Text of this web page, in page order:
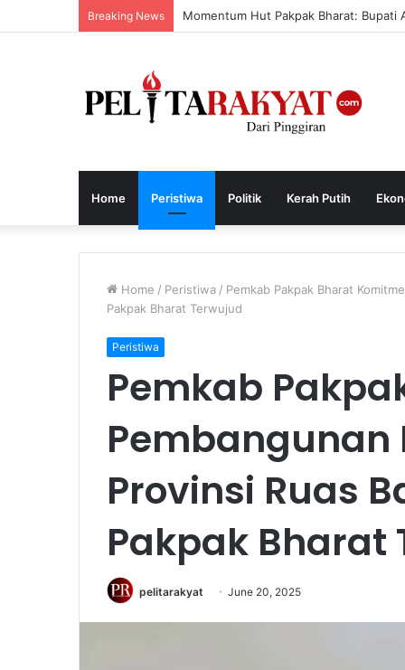
Breaking News Momentum Hut Pakpak Bharat: Bupati
Home Peristiwa Politik Kerah Putih
Home / Peristiwa / Pemkab Pakpak Bharat
Pakpak Bharat Terwujud
Peristiwa
Pemkab
Pembangunan
Provinsi Ruas
Pakpak Bharat
pelitarakyat June 20, 2025